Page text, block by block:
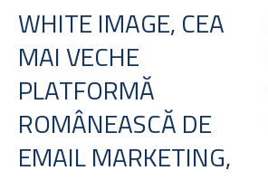
WHITE IMAGE, CEA
MAI VECHE
PLATFORMĂ
ROMÂNEASCĂ DE
EMAIL MARKETING,